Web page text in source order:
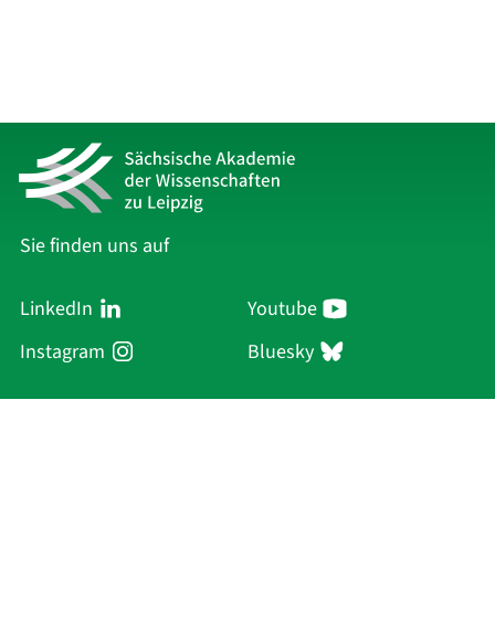
Sie finden uns auf
LinkedIn
Youtube
Instagram
Bluesky